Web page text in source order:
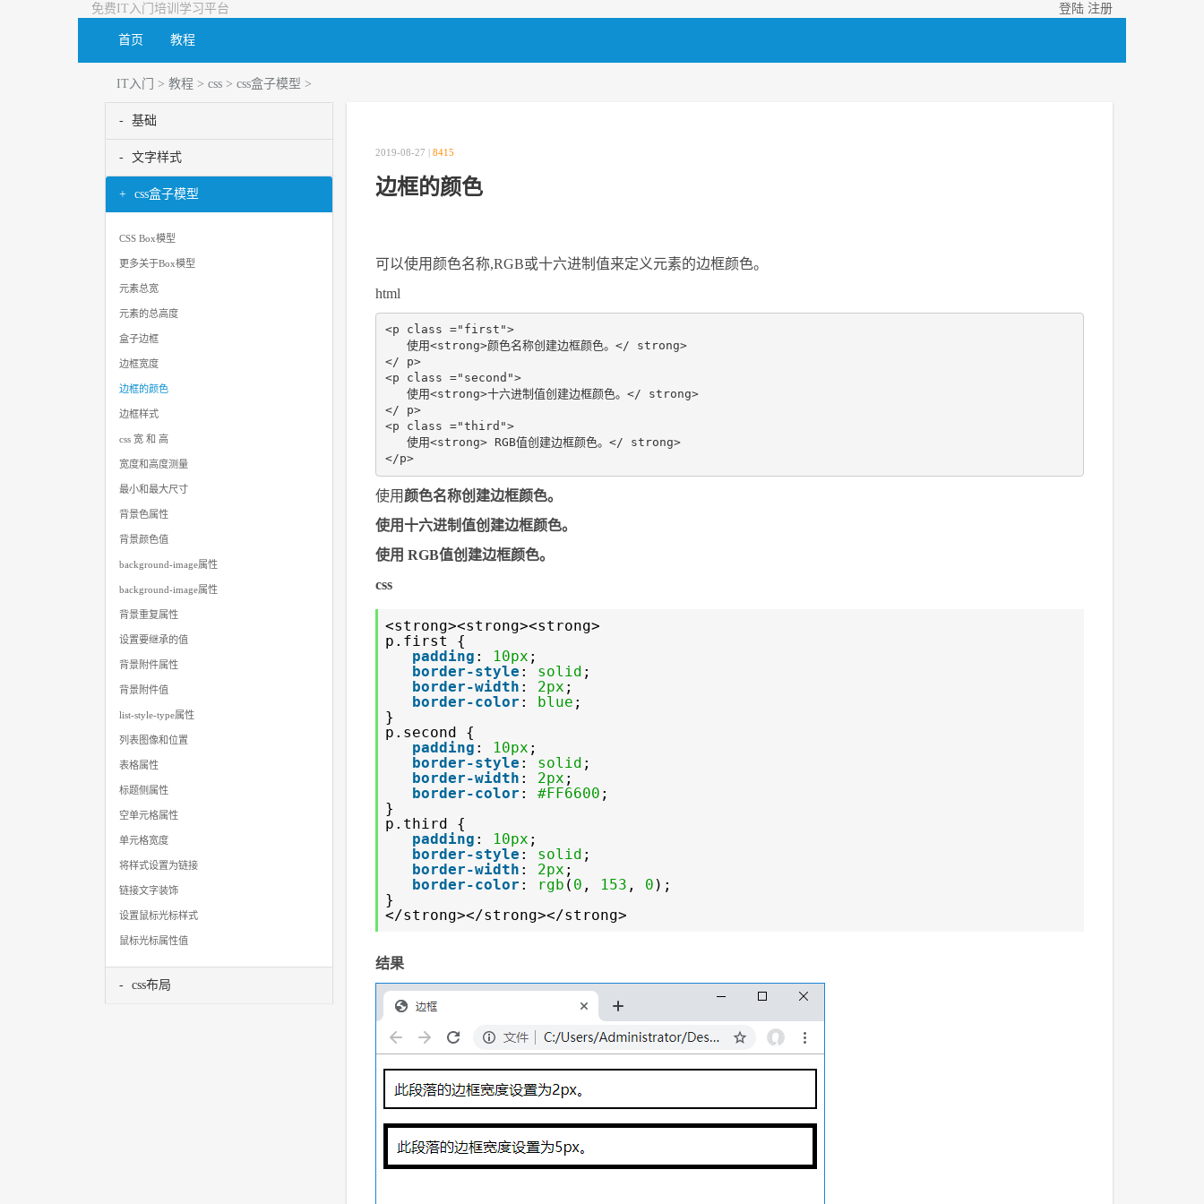
免费IT入门培训学习平台 登陆 注册
首页 教程
IT入门 > 教程 > css > css盒子模型 >
2019-08-27 | 8415
边框的颜色
可以使用颜色名称,RGB或十六进制值来定义元素的边框颜色。
html
<p class ="first">
   使用<strong>颜色名称创建边框颜色。</ strong>
</ p>
<p class ="second">
   使用<strong>十六进制值创建边框颜色。</ strong>
</ p>
<p class ="third">
   使用<strong> RGB值创建边框颜色。</ strong>
使用 颜色名称创建边框颜色。
使用 十六进制值创建边框颜色。
使用 RGB值创建边框颜色。
css
<strong><strong><strong>
p.first {
padding : 10px ;
border-style : solid ;
border-width : 2px ;
border-color : blue ;
}
p.second {
padding : 10px ;
border-style : solid ;
border-width : 2px ;
border-color : #FF6600 ;
}
p.third {
padding : 10px ;
border-style : solid ;
border-width : 2px ;
border-color : rgb ( 0 , 153 , 0 );
}
</strong></strong></strong>
结果
基础
文字样式
css盒子模型
CSS Box模型
更多关于Box模型
元素总宽
元素的总高度
盒子边框
边框宽度
边框的颜色
边框样式
css 宽 和 高
宽度和高度测量
最小和最大尺寸
背景色属性
背景颜色值
background-image属性
background-image属性
背景重复属性
设置要继承的值
背景附件属性
背景附件值
list-style-type属性
列表图像和位置
表格属性
标题侧属性
空单元格属性
单元格宽度
将样式设置为链接
链接文字装饰
设置鼠标光标样式
鼠标光标属性值
css布局